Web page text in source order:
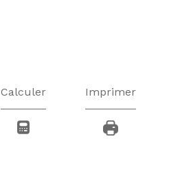
Calculer Imprimer